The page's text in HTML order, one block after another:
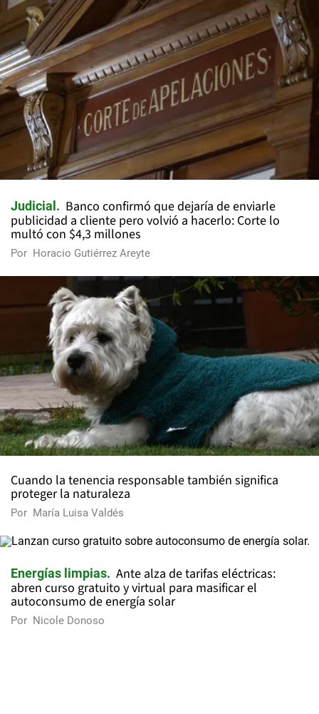
Judicial
Banco confirmó que dejaría de enviarle
publicidad a cliente pero volvió a hacerlo: Corte lo
multó con $4,3 millones
Por Horacio Gutiérrez Areyte
Cuando la tenencia responsable también significa
proteger la naturaleza
Por María Luisa Valdés
Energías limpias
Ante alza de tarifas eléctricas:
abren curso gratuito y virtual para masificar el
autoconsumo de energía solar
Por Nicole Donoso